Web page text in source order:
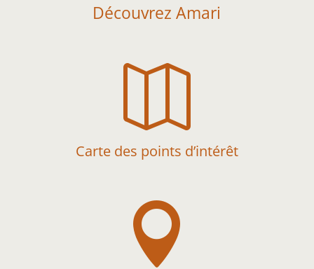
Découvrez Amari

Carte des points d’intérêt
